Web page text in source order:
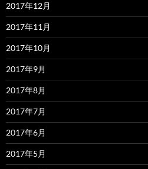
2017年12月
2017年11月
2017年10月
2017年9月
2017年8月
2017年7月
2017年6月
2017年5月